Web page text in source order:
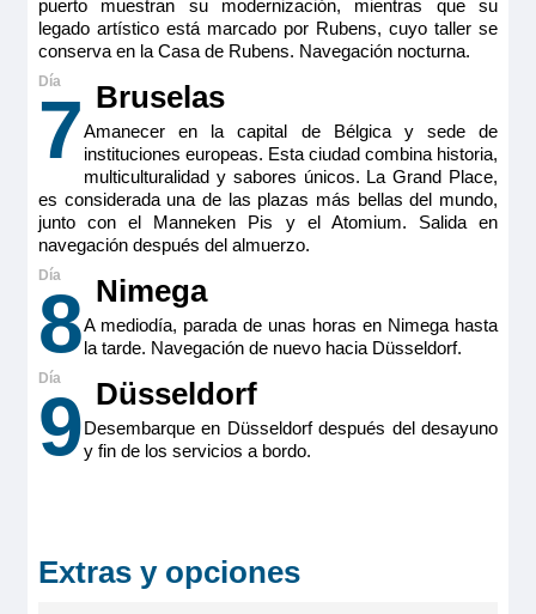
puerto muestran su modernización, mientras que su
legado artístico está marcado por Rubens, cuyo taller se
conserva en la Casa de Rubens. Navegación nocturna.
7 Bruselas
Amanecer en la capital de Bélgica y sede de
instituciones europeas. Esta ciudad combina historia,
multiculturalidad y sabores únicos. La Grand Place,
es considerada una de las plazas más bellas del mundo,
junto con el Manneken Pis y el Atomium. Salida en
navegación después del almuerzo.
8 Nimega
A mediodía, parada de unas horas en Nimega hasta
la tarde. Navegación de nuevo hacia Düsseldorf.
9 Düsseldorf
Desembarque en Düsseldorf después del desayuno
y fin de los servicios a bordo.
Extras y opciones